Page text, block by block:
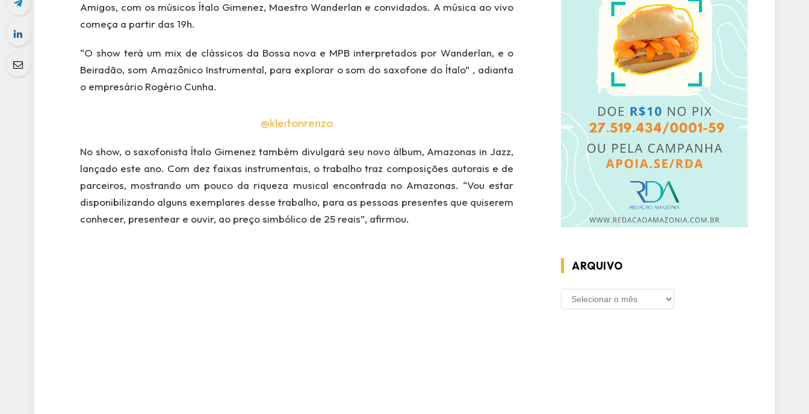
Amigos, com os músicos Ítalo Gimenez, Maestro Wanderlan e convidados. A música ao vivo
começa a partir das 19h.
“O show terá um mix de clássicos da Bossa nova e MPB interpretados por Wanderlan, e o
Beiradão, som Amazônico Instrumental, para explorar o som do saxofone do Ítalo” , adianta
o empresário Rogério Cunha.
@kleitonrenzo
No show, o saxofonista Ítalo Gimenez também divulgará seu novo álbum, Amazonas in Jazz,
lançado este ano. Com dez faixas instrumentais, o trabalho traz composições autorais e de
parceiros, mostrando um pouco da riqueza musical encontrada no Amazonas. “Vou estar
disponibilizando alguns exemplares desse trabalho, para as pessoas presentes que quiserem
conhecer, presentear e ouvir, ao preço simbólico de 25 reais”, afirmou.
ARQUIVO
ARQUIVO